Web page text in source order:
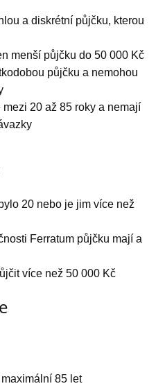
a diskrétní půjčku, kterou
menší půjčku do 50 000 Kč
půjčku a nemohou
mezi 20 až 85 roky a nemají
20 nebo je jim více než
Ferratum půjčku mají a
více než 50 000 Kč
85 let